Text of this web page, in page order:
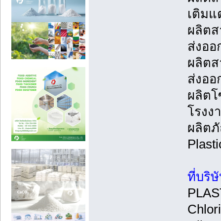
เติมแ
ผลิตส
ส่งออ
ผลิตส
ส่งออ
ผลิตโ
โรงง
ผลิต
ที่บริษั